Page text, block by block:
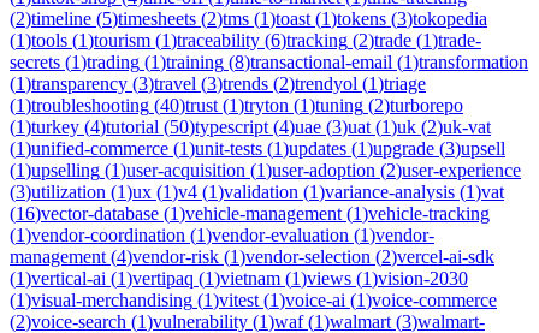
(2)timeline (5)timesheets (2)tms (1)toast (1)tokens (3)tokopedia
(1)tools (1)tourism (1)traceability (6)tracking (2)trade (1)trade-
secrets (1)trading (1)training (8)transactional-email (1)transformation
(1)transparency (3)travel (3)trends (2)trendyol (1)triage
(1)troubleshooting (40)trust (1)tryton (1)tuning (2)turborepo
(1)turkey (4)tutorial (50)typescript (4)uae (3)uat (1)uk (2)uk-vat
(1)unified-commerce (1)unit-tests (1)updates (1)upgrade (3)upsell
(1)upselling (1)user-acquisition (1)user-adoption (2)user-experience
(3)utilization (1)ux (1)v4 (1)validation (1)variance-analysis (1)vat
(16)vector-database (1)vehicle-management (1)vehicle-tracking
(1)vendor-coordination (1)vendor-evaluation (1)vendor-
management (4)vendor-risk (1)vendor-selection (2)vercel-ai-sdk
(1)vertical-ai (1)vertipaq (1)vietnam (1)views (1)vision-2030
(1)visual-merchandising (1)vitest (1)voice-ai (1)voice-commerce
(2)voice-search (1)vulnerability (1)waf(1)walmart (3)walmart-